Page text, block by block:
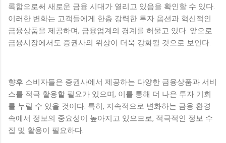
록함으로써 새로운 금융 시대가 열리고 있음을 확인할 수 있다.
이러한 변화는 고객들에게 한층 강력한 투자 옵션과 혁신적인
금융상품을 제공하며, 금융업계의 경계를 허물고 있다. 앞으로
금융시장에서도 증권사의 위상이 더욱 강화될 것으로 보인다.
향후 소비자들은 증권사에서 제공하는 다양한 금융상품과 서비
스를 적극 활용할 필요가 있으며, 이를 통해 더 나은 투자 기회
를 누릴 수 있을 것이다. 특히, 지속적으로 변화하는 금융 환경
속에서 정보의 중요성이 높아지고 있으므로, 적극적인 정보 수
집 및 활용이 필요하다.